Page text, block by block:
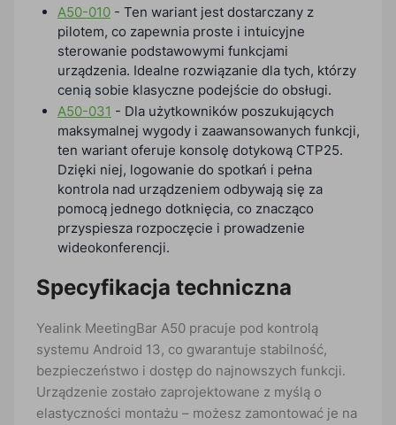
A50-010 - Ten wariant jest dostarczany z
pilotem, co zapewnia proste i intuicyjne
sterowanie podstawowymi funkcjami
urządzenia. Idealne rozwiązanie dla tych, którzy
cenią sobie klasyczne podejście do obsługi.
A50-031 - Dla użytkowników poszukujących
maksymalnej wygody i zaawansowanych funkcji,
ten wariant oferuje konsolę dotykową CTP25.
Dzięki niej, logowanie do spotkań i pełna
kontrola nad urządzeniem odbywają się za
pomocą jednego dotknięcia, co znacząco
przyspiesza rozpoczęcie i prowadzenie
wideokonferencji.
Specyfikacja techniczna
Yealink MeetingBar A50 pracuje pod kontrolą
systemu Android 13, co gwarantuje stabilność,
bezpieczeństwo i dostęp do najnowszych funkcji.
Urządzenie zostało zaprojektowane z myślą o
elastyczności montażu – możesz zamontować je na